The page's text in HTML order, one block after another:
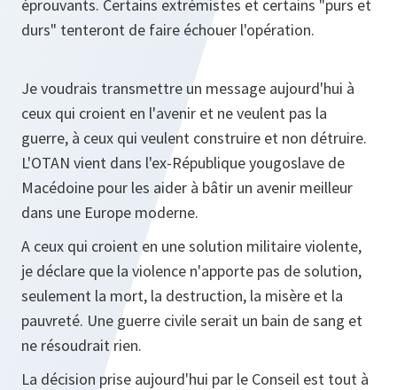
éprouvants. Certains extrémistes et certains "purs et
durs" tenteront de faire échouer l'opération.
Je voudrais transmettre un message aujourd'hui à
ceux qui croient en l'avenir et ne veulent pas la
guerre, à ceux qui veulent construire et non détruire.
L'OTAN vient dans l'ex-République yougoslave de
Macédoine pour les aider à bâtir un avenir meilleur
dans une Europe moderne.
A ceux qui croient en une solution militaire violente,
je déclare que la violence n'apporte pas de solution,
seulement la mort, la destruction, la misère et la
pauvreté. Une guerre civile serait un bain de sang et
ne résoudrait rien.
La décision prise aujourd'hui par le Conseil est tout à